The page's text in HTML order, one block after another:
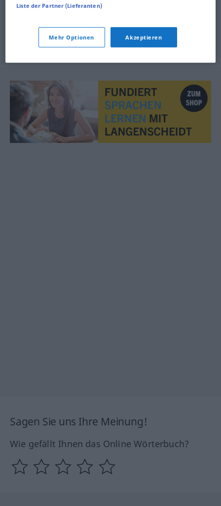
wortbrüchig
Sagen Sie uns Ihre Meinung!
Wie gefällt Ihnen das Online Wörterbuch?
Liste der Partner (Lieferanten)
Mehr Optionen Akzeptieren